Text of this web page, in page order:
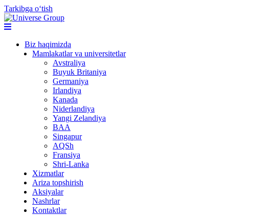
Tarkibga oʻtish
Biz haqimizda
Mamlakatlar va universitetlar
Avstraliya
Buyuk Britaniya
Germaniya
Irlandiya
Kanada
Niderlandiya
Yangi Zelandiya
BAA
Singapur
AQSh
Fransiya
Shri-Lanka
Xizmatlar
Ariza topshirish
Aksiyalar
Nashrlar
Kontaktlar